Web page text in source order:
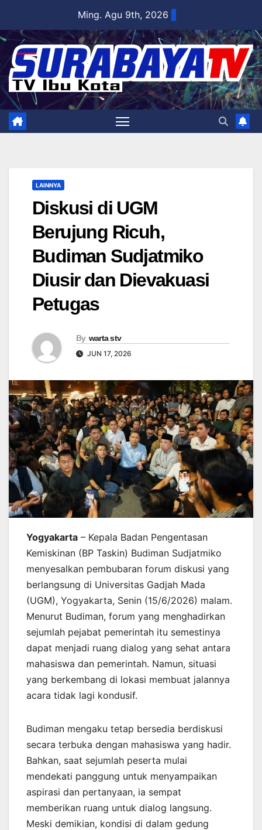
content
Ming. Agu 9th, 2026
LAINNYA
Diskusi di UGM
Berujung Ricuh,
Budiman Sudjatmiko
Diusir dan Dievakuasi
Petugas
By warta stv
JUN 17, 2026
Yogyakarta – Kepala Badan Pengentasan
Kemiskinan (BP Taskin) Budiman Sudjatmiko
menyesalkan pembubaran forum diskusi yang
berlangsung di Universitas Gadjah Mada
(UGM), Yogyakarta, Senin (15/6/2026) malam.
Menurut Budiman, forum yang menghadirkan
sejumlah pejabat pemerintah itu semestinya
dapat menjadi ruang dialog yang sehat antara
mahasiswa dan pemerintah. Namun, situasi
yang berkembang di lokasi membuat jalannya
acara tidak lagi kondusif.
Budiman mengaku tetap bersedia berdiskusi
secara terbuka dengan mahasiswa yang hadir.
Bahkan, saat sejumlah peserta mulai
mendekati panggung untuk menyampaikan
aspirasi dan pertanyaan, ia sempat
memberikan ruang untuk dialog langsung.
Meski demikian, kondisi di dalam gedung